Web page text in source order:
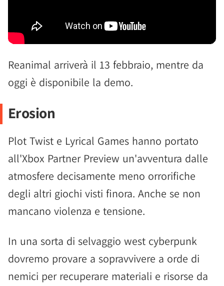
Reanimal arriverà il 13 febbraio, mentre da
oggi è disponibile la demo.
Erosion
Plot Twist e Lyrical Games hanno portato
all'Xbox Partner Preview un'avventura dalle
atmosfere decisamente meno orrorifiche
degli altri giochi visti finora. Anche se non
mancano violenza e tensione.
In una sorta di selvaggio west cyberpunk
dovremo provare a sopravvivere a orde di
nemici per recuperare materiali e risorse da